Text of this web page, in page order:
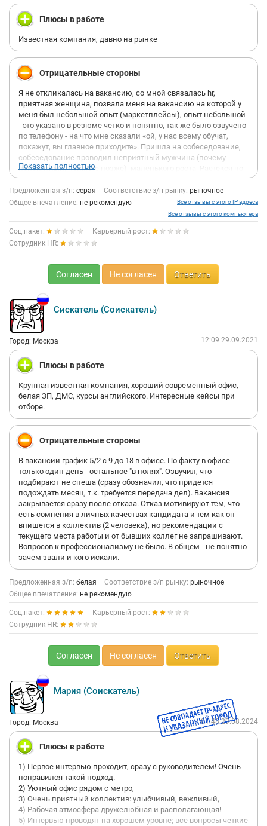
Плюсы в работе
Известная компания, давно на рынке
Отрицательные стороны
Я не откликалась на вакансию, со мной связалась hr,
приятная женщина, позвала меня на вакансию на которой у
меня был небольшой опыт (маркетплейсы), опыт небольшой
- это указано в резюме четко и понятно, так же было озвучено
по телефону - на что мне сказали «ой, у нас всему обучат,
покажут, вы главное приходите». Пришла на собеседование,
собеседование проводил неприятный мужчина (почему
неприятный, поймете позже), маленького роста. Растекся по
стулу, раздвинул ноги и в полулежачем состоянии вздыхая,
мол «че сюда пришла» начал задавать вопросы, посмотрел
на мои успехи, раскритиковал, сидел все собеседование в
телефоне лежа на стуле и вздыхая и показывая максимально
неприязненное отношение. Это было первое собеседование в
моей жизни когда мне хотелось просто встать и уйти из-за
хамского отношения. С таким руководителем никакая работа
не нужна. Дальнейшая судьба мне уже была не интересна,
выйдя из офиса я заблокировала номер этой компании и
скрыла от них резюме. Вообщем не рекомендую, сидят с
большими понтами и высоким самомнением, хотя сами из
себя ничего не представляют
Показать полностью
Предложенная з/п: серая Соответствие з/п рынку: рыночное
Общее впечатление: не рекомендую
Все отзывы с этого IP адреса
Все отзывы с этого компьютера
Соц.пакет:
Карьерный рост:
Сотрудник HR:
Согласен Не согласен Ответить
Сискатель (Соискатель)
Город: Москва 12:09 29.09.2021
Плюсы в работе
Крупная известная компания, хороший современный офис,
белая ЗП, ДМС, курсы английского. Интересные кейсы при
отборе.
Отрицательные стороны
В вакансии график 5/2 с 9 до 18 в офисе. По факту в офисе
только один день - остальное "в полях". Озвучил, что
подбирают не спеша (сразу обозначил, что придется
подождать месяц, т.к. требуется передача дел). Вакансия
закрывается сразу после отказа. Отказ мотивируют тем, что
есть сомнения в личных качествах кандидата и тем как он
впишется в коллектив (2 человека), но рекомендации с
текущего места работы и от бывших коллег не запрашивают.
Вопросов к профессионализму не было. В общем - не понятно
зачем звали и кого искали.
Предложенная з/п: белая Соответствие з/п рынку: рыночное
Общее впечатление: не рекомендую
Соц.пакет:
Карьерный рост:
Сотрудник HR:
Согласен Не согласен Ответить
Мария (Соискатель)
Город: Москва 01:48 29.08.2024
Плюсы в работе
1) Первое интервью проходит, сразу с руководителем! Очень
понравился такой подход.
2) Уютный офис рядом с метро,
3) Очень приятный коллектив: улыбчивый, вежливый,
4) Рабочая атмосфера дружелюбная и располагающая!
5) Интервью проводят на хорошем уровне; все вопросы четкие